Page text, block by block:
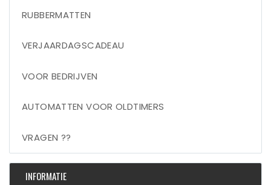
RUBBERMATTEN
VERJAARDAGSCADEAU
VOOR BEDRIJVEN
AUTOMATTEN VOOR OLDTIMERS
VRAGEN ??
INFORMATIE